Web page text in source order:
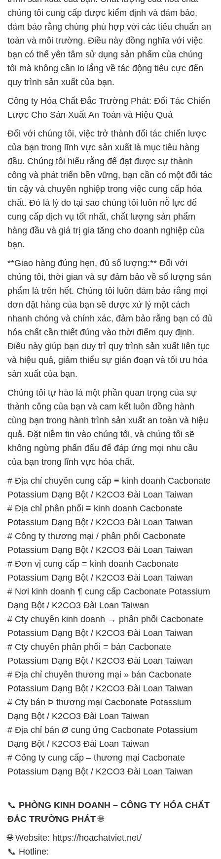
chúng tôi cung cấp được kiểm định và đảm bảo,
đảm bảo rằng chúng phù hợp với các tiêu chuẩn an
toàn và môi trường. Điều này đồng nghĩa với việc
bạn có thể yên tâm sử dụng sản phẩm của chúng
tôi mà không cần lo lắng về tác động tiêu cực đến
quy trình sản xuất của bạn.
Công ty Hóa Chất Đắc Trường Phát: Đối Tác Chiến
Lược Cho Sản Xuất An Toàn và Hiệu Quả
Đối với chúng tôi, việc trở thành đối tác chiến lược
của bạn trong lĩnh vực sản xuất là mục tiêu hàng
đầu. Chúng tôi hiểu rằng để đạt được sự thành
công và phát triển bền vững, bạn cần có một đối tác
tin cậy và chuyên nghiệp trong việc cung cấp hóa
chất. Đó là lý do tại sao chúng tôi luôn nỗ lực để
cung cấp dịch vụ tốt nhất, chất lượng sản phẩm
hàng đầu và giá trị gia tăng cho doanh nghiệp của
bạn.
**Giao hàng đúng hẹn, đủ số lượng:** Đối với
chúng tôi, thời gian và sự đảm bảo về số lượng sản
phẩm là trên hết. Chúng tôi luôn đảm bảo rằng mọi
đơn đặt hàng của bạn sẽ được xử lý một cách
nhanh chóng và chính xác, đảm bảo rằng bạn có đủ
hóa chất cần thiết đúng vào thời điểm quy định.
Điều này giúp bạn duy trì quy trình sản xuất liên tục
và hiệu quả, giảm thiểu sự gián đoạn và tối ưu hóa
sản xuất của bạn.
Chúng tôi tự hào là một phần quan trọng của sự
thành công của bạn và cam kết luôn đồng hành
cùng bạn trong hành trình sản xuất an toàn và hiệu
quả. Đặt niềm tin vào chúng tôi, và chúng tôi sẽ
không ngừng phấn đấu để đáp ứng mọi nhu cầu
của bạn trong lĩnh vực hóa chất.
# Địa chỉ chuyên cung cấp ≡ kinh doanh Cacbonate
Potassium Dạng Bột / K2CO3 Đài Loan Taiwan
# Địa chỉ phân phối ≡ kinh doanh Cacbonate
Potassium Dạng Bột / K2CO3 Đài Loan Taiwan
# Công ty thương mại / phân phối Cacbonate
Potassium Dạng Bột / K2CO3 Đài Loan Taiwan
# Đơn vị cung cấp = kinh doanh Cacbonate
Potassium Dạng Bột / K2CO3 Đài Loan Taiwan
# Nơi kinh doanh ¶ cung cấp Cacbonate Potassium
Dạng Bột / K2CO3 Đài Loan Taiwan
# Cty chuyên kinh doanh → phân phối Cacbonate
Potassium Dạng Bột / K2CO3 Đài Loan Taiwan
# Cty chuyên phân phối = bán Cacbonate
Potassium Dạng Bột / K2CO3 Đài Loan Taiwan
# Địa chỉ chuyên thương mại » bán Cacbonate
Potassium Dạng Bột / K2CO3 Đài Loan Taiwan
# Cty bán Þ thương mại Cacbonate Potassium
Dạng Bột / K2CO3 Đài Loan Taiwan
# Địa chỉ bán Ø cung ứng Cacbonate Potassium
Dạng Bột / K2CO3 Đài Loan Taiwan
# Công ty cung cấp – thương mại Cacbonate
Potassium Dạng Bột / K2CO3 Đài Loan Taiwan
📞 PHÒNG KINH DOANH – CÔNG TY HÓA CHẤT
ĐẮC TRƯỜNG PHÁT🌐
🌐 Website: https://hoachatviet.net/
📞 Hotline: